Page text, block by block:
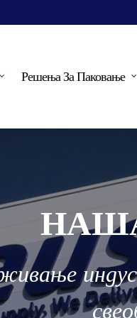
Решења За Паковање